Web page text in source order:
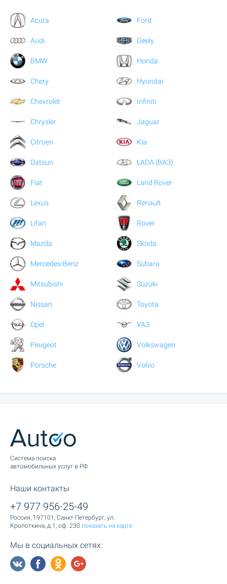
Acura
Audi
BMW
Chery
Chevrolet
Chrysler
Citroen
Datsun
Fiat
Ford
Geely
Honda
Hyundai
Infiniti
Jaguar
Kia
LADA (ВАЗ)
Land Rover
Lexus
Lifan
Mazda
Mercedes-Benz
Mitsubishi
Nissan
Opel
Peugeot
Porsche
Renault
Rover
Skoda
Subaru
Suzuki
Toyota
УАЗ
Volkswagen
Volvo
Cистема поиска
автомобильных услуг в РФ
Наши контакты
+7 977 956-25-49
Россия, 197101, Санкт-Петербург, ул.
Кропоткина, д.1, оф. 230 показать на карте
Мы в социальных сетях: